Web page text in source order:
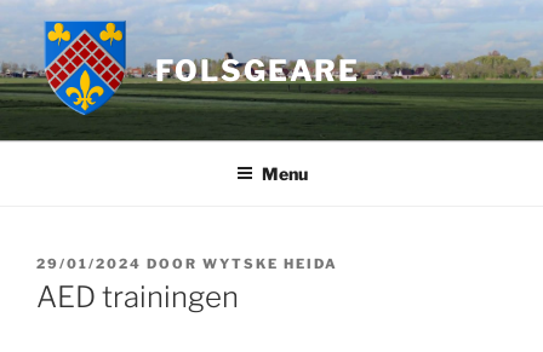
de
inhoud
FOLSGEARE
Menu
GEPLAATST
OP
29/01/2024 DOOR WYTSKE HEIDA
AED trainingen